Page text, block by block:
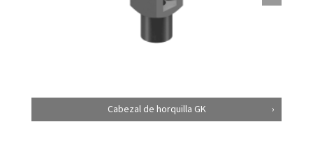
Cabezal de horquilla GK